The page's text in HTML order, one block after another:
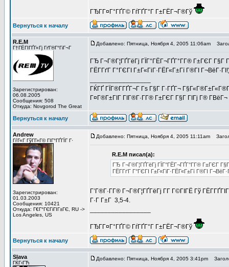
ГЂГ­Г¤Г°ГҐГ© ГѓГҐГ°Г Г±ГЁГ¬Г®Гў
Вернуться к началу
R.E.M
Г†ГЁГІГҐГ«Гј ГґГ®Г°ГіГ¬Г
Зарегистрирован:
06.08.2005
Сообщения: 508
Откуда: Novgorod The Great
Добавлено: Пятница, Ноября 4, 2005 11:06am
ГЂ Г¬Г®Г¦ГҐГёГј ГЇГ°ГЁГ¬ГҐГ°Г­Г® Г±ГЄГ Г§Г
ГЁГ­ГґГ Г°ГЄГІ Г±Г«ГіГ·ГЁГ«Г±Гї Г®ГІ
ГЌГҐ ГЇГ®Г­ГҐГ¬Г Гѕ Г§Г Г·ГҐГ¬
Г¤Г®Г±ГІГ ГІГ®Г·Г­Г® Г±ГЄГ Г§Г ГІГј Г® Г­ВёГ¬
Вернуться к началу
Andrew
ГѓГ«Г ГўГ­Г»Г© ГІГ°ГҐГЇГ Г·
Зарегистрирован:
01.03.2003
Сообщения: 10421
Откуда: Г€Г°ГЄГіГІГ±ГЄ, RU ->
Los Angeles, US
Добавлено: Пятница, Ноября 4, 2005 11:11am
R.E.M писал(а):
ГЂ Г¬Г®Г¦ГҐГёГј ГЇГ°ГЁГ¬ГҐГ°Г­Г® Г±ГЄГ
ГЁГ­ГґГ Г°ГЄГІ Г±Г«ГіГ·ГЁГ«Г±Гї Г®ГІ
Г’Г®Г·Г­Г® Г¬Г®Г¦ГҐГёГј Г­Г Г©ГІГЁ Гў
Г·Г Г±Г 3,5-4.
ГЂГ­Г¤Г°ГҐГ© ГѓГҐГ°Г Г±ГЁГ¬Г®Гў
Вернуться к началу
Slava
ГЌГ‹ГЋ
Добавлено: Пятница, Ноября 4, 2005 3:41pm